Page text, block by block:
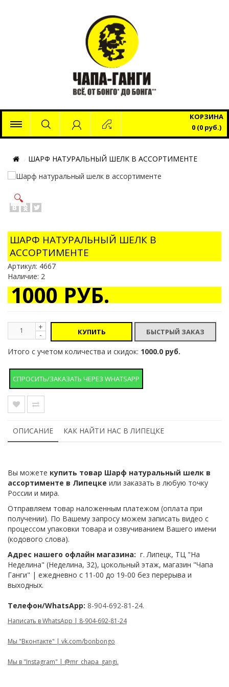
КОРЗИНА
0 (0 руб.)
ШАРФ НАТУРАЛЬНЫЙ ШЕЛК В АССОРТИМЕНТЕ
🔍
ШАРФ НАТУРАЛЬНЫЙ ШЕЛК В
АССОРТИМЕНТЕ
Артикул: 4667
Наличие: 2
1000 РУБ.
+
- КУПИТЬ
Итого с учетом количества и скидок: 1000.0 руб.
СПРОСИТЬ/ЗАКАЗАТЬ ЧЕРЕЗ WHATSAPP
ОПИСАНИЕ КАК НАЙТИ НАС В ЛИПЕЦКЕ
Вы можете купить товар Шарф натуральный шелк в
ассортименте в Липецке или заказать в любую точку
России и мира.
Отправляем товар наложенным платежом (оплата при
получении). По Вашему запросу можем записать видео с
процессом упаковки товара и озвучиванием Вашего имени
(кодового слова).
Адрес нашего офлайн магазина: г. Липецк, ТЦ "На
Неделина" (Неделина, 32), цокольный этаж, магазин "Чапа
Ганги" | ежедневно с 11-00 до 19-00 без перерыва и
выходных.
Телефон/WhatsApp: 8-904-692-81-24.
Написать в WhatsApp | 8-904-692-81-24
Мы "Вконтакте" | vk.com/bonbongo
Мы в "Instagram" | @mr_chapa_gangi.